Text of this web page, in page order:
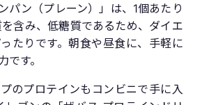
パン（プレーン）」は、1個あたり
含み、低糖質であるため、ダイエ
たりです。朝食や昼食に、手軽に
です。
のプロテインもコンビニで手に入